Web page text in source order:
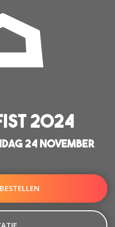
2024
24 NOVEMBER